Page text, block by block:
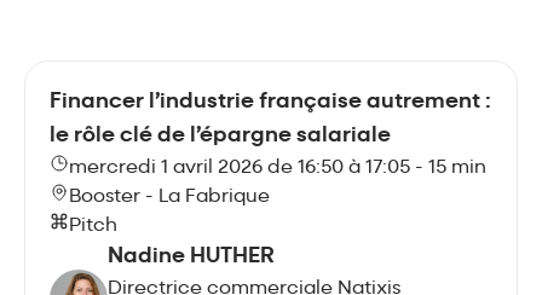
Financer l’industrie française autrement :
le rôle clé de l’épargne salariale
mercredi 1 avril 2026 de 16:50 à 17:05 - 15 min
Booster - La Fabrique
Pitch
Nadine HUTHER
Directrice commerciale Natixis